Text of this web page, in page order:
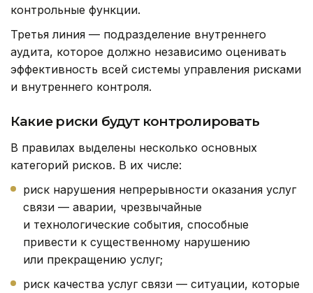
контрольные функции.
Третья линия — подразделение внутреннего
аудита, которое должно независимо оценивать
эффективность всей системы управления рисками
и внутреннего контроля.
Какие риски будут контролировать
В правилах выделены несколько основных
категорий рисков. В их числе:
риск нарушения непрерывности оказания услуг
связи — аварии, чрезвычайные
и технологические события, способные
привести к существенному нарушению
или прекращению услуг;
риск качества услуг связи — ситуации, которые